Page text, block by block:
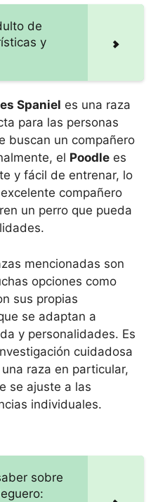
de
y
Spaniel es una raza
para las personas
buscan un compañero
el Poodle es
y fácil de entrenar, lo
compañero
un perro que pueda
mencionadas son
opciones como
sus propias
se adaptan a
y personalidades. Es
cuidadosa
raza en particular,
se ajuste a las
individuales.
sobre